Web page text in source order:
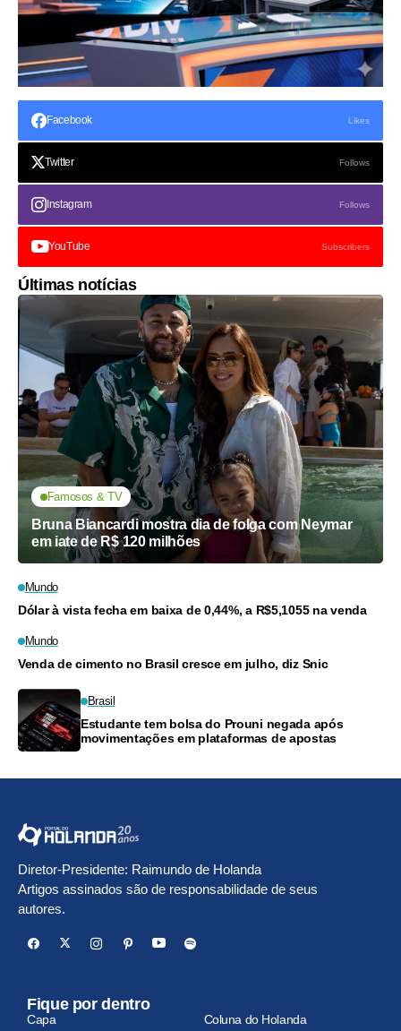
Facebook Likes
Twitter Follows
Instagram Follows
YouTube Subscribers
Últimas notícias
Famosos & TV
Bruna Biancardi mostra dia de folga com Neymar
em iate de R$ 120 milhões
Mundo
Dólar à vista fecha em baixa de 0,44%, a R$5,1055 na venda
Mundo
Venda de cimento no Brasil cresce em julho, diz Snic
Brasil
Estudante tem bolsa do Prouni negada após
movimentações em plataformas de apostas
Diretor-Presidente: Raimundo de Holanda
Artigos assinados são de responsabilidade de seus
autores.
Fique por dentro
Capa Coluna do Holanda